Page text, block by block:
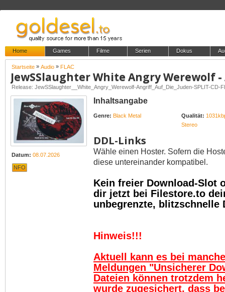
Home Games Filme Serien Dokus
Startseite » Audio » FLAC
Release: JewSSlaughter__White_Angry_Werewolf-Angriff_Auf_Die_Juden-SPLIT-CD-
Datum: 08.07.2026
NFO
Inhaltsangabe
Genre: Black Metal Qualität:
Stereo
DDL-Links
Wähle einen Hoster. Sofern die
diese untereinander kompatibel.
Kein freier Download-Slot
dir jetzt bei Filestore.to
unbegrenzte, blitzschnelle
Hinweis!!!
Aktuell kann es bei
Meldungen "Unsicherer
Dateien können trotzdem
wurde zugesichert, dass